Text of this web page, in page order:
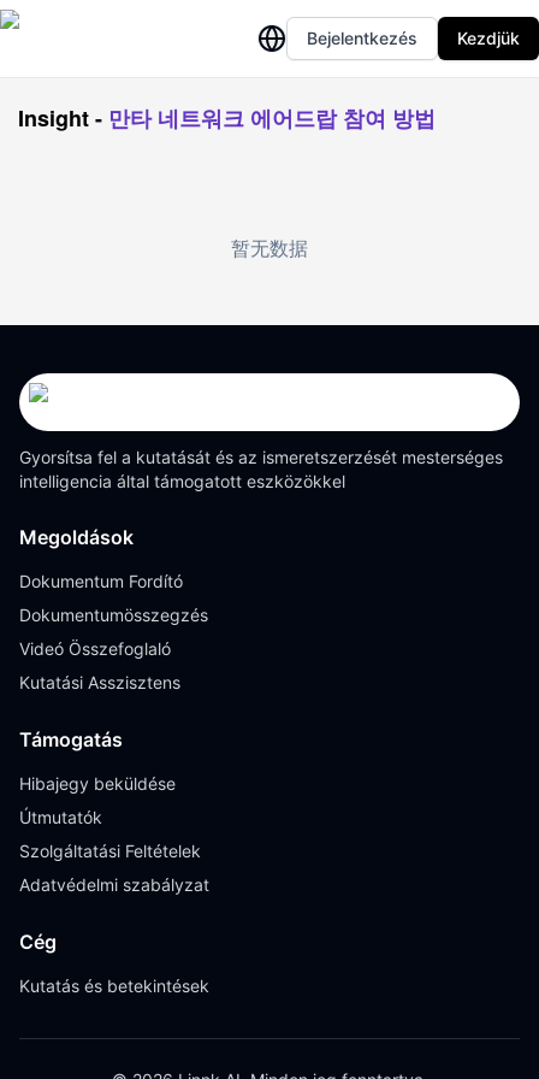
Bejelentkezés Kezdjük
Insight- 만타 네트워크 에어드랍 참여 방법
暂无数据
Gyorsítsa fel a kutatását és az ismeretszerzését mesterséges
intelligencia által támogatott eszközökkel
Megoldások
Dokumentum Fordító
Dokumentumösszegzés
Videó Összefoglaló
Kutatási Asszisztens
Támogatás
Hibajegy beküldése
Útmutatók
Szolgáltatási Feltételek
Adatvédelmi szabályzat
Cég
Kutatás és betekintések